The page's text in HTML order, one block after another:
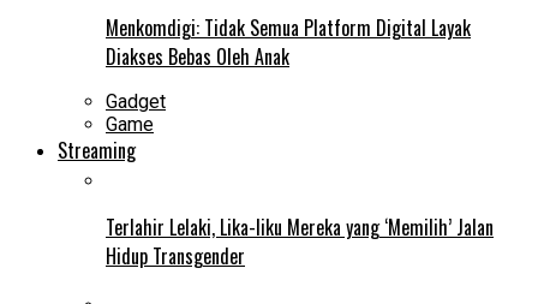
Menkomdigi: Tidak Semua Platform Digital Layak
Diakses Bebas Oleh Anak
Gadget
Game
Streaming
Terlahir Lelaki, Lika-liku Mereka yang ‘Memilih’ Jalan
Hidup Transgender